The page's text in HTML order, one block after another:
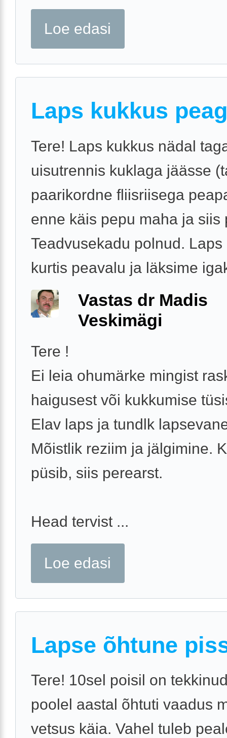
Loe edasi
Laps kukkus
Tere! Laps kukkus nädal
uisutrennis kuklaga jäässe
paarikordne fliisriisega
enne käis pepu maha ja siis
Teadvusekadu polnud. Laps
kurtis peavalu ja läksime
Vastas dr Madis
Veskimägi
Tere !
Ei leia ohumärke mingist
haigusest või kukkumise
Elav laps ja tundlk
Mõistlik reziim ja jälgimine.
püsib, siis perearst.
Head tervist ...
Loe edasi
Lapse õhtune
Tere! 10sel poisil on
poolel aastal õhtuti vaadus
vetsus käia. Vahel tuleb